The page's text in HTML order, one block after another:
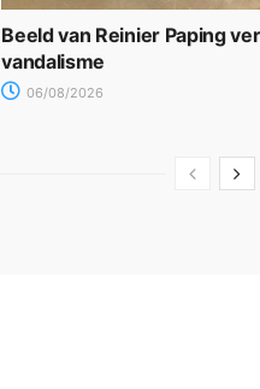
Beeld van Reinier Paping
vandalisme
06/08/2026